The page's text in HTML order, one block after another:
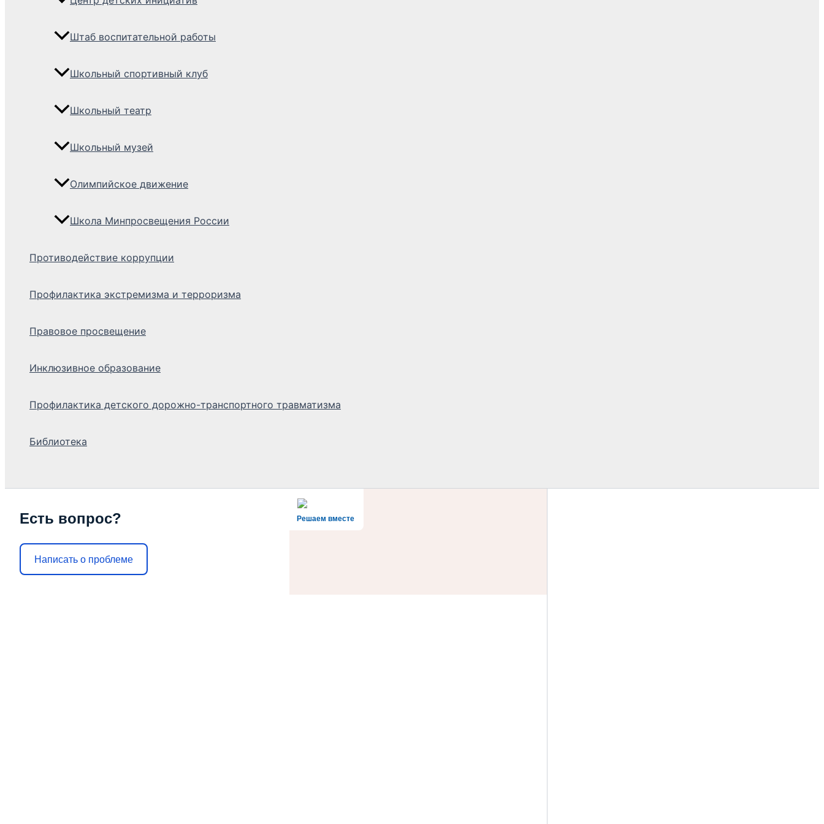
Штаб воспитательной работы
Школьный спортивный клуб
Школьный театр
Школьный музей
Олимпийское движение
Школа Минпросвещения России
Противодействие коррупции
Профилактика экстремизма и терроризма
Правовое просвещение
Инклюзивное образование
Профилактика детского дорожно-транспортного травматизма
Библиотека
Решаем вместе
Есть вопрос?
Написать о проблеме